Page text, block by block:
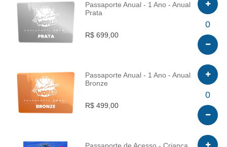
INFO
Passaporte Anual - 1 Ano - Anual
Prata
R$ 699,00
0
INFO
Passaporte Anual - 1 Ano - Anual
Bronze
R$ 499,00
0